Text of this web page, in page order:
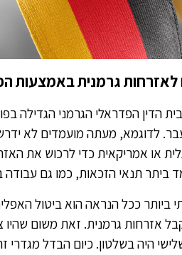
לאזרחות גרמנית באמצעות
הדין הפדראלי הגרמני הגדילה
לדוגמא, מעתה מועמדים לא
או אמריקאית כדי לרכוש את
ביתר תנאי הזכאות, כמו גם עבודה
ביותר ככל הנראה הוא ביטול
אזרחות גרמנית. זאת משום שהיו
היה בשלטון. כיום הבדל מגדרי